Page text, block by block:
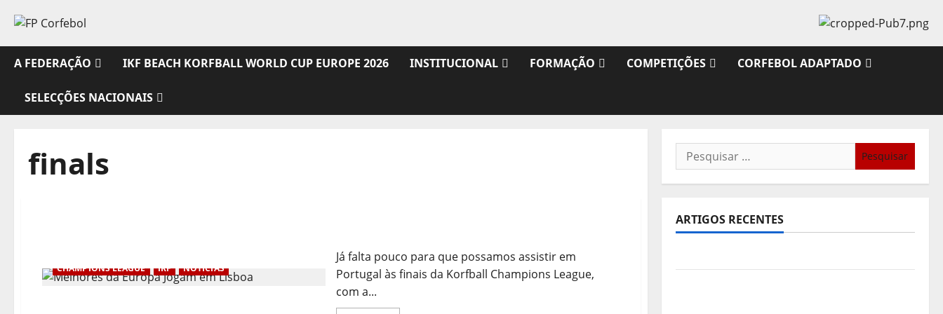
para
o
conteúdo
A FEDERAÇÃO IKF BEACH KORFBALL WORLD CUP EUROPE 2026 INSTITUCIONAL FORMAÇÃO COMPETIÇÕES CORFEBOL ADAPTADO
SELECÇÕES NACIONAIS
finals
CHAMPIONS LEAGUE IKF NOTÍCIAS
Já falta pouco para que possamos assistir em
Portugal às finais da Korfball Champions League,
com a...
Pesquisar
por:
ARTIGOS RECENTES